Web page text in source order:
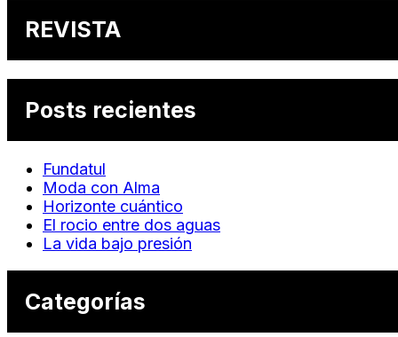
REVISTA
Posts recientes
Fundatul
Moda con Alma
Horizonte cuántico
El rocio entre dos aguas
La vida bajo presión
Categorías